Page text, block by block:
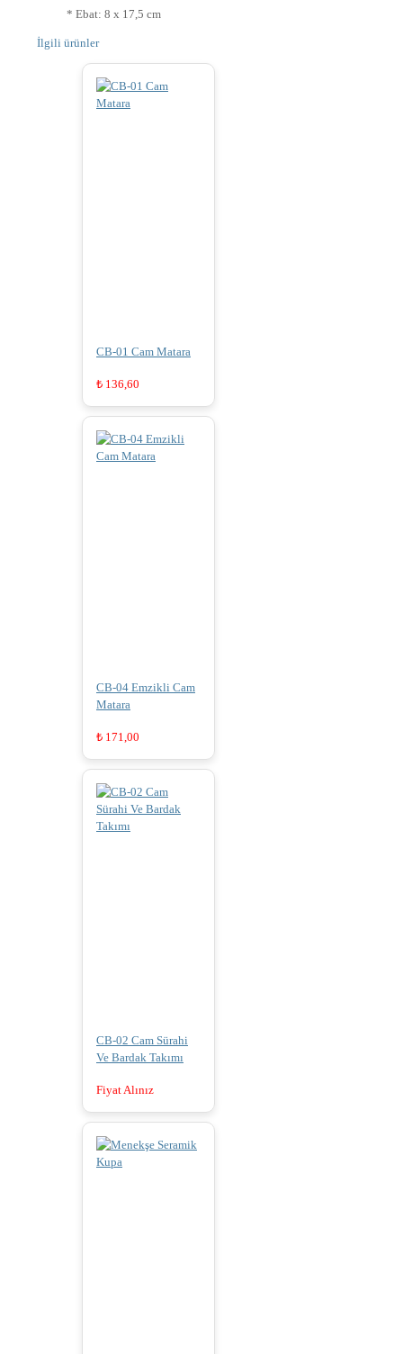
* Ebat: 8 x 17,5 cm
İlgili ürünler
CB-01 Cam Matara
₺ 136,60
CB-04 Emzikli Cam
Matara
₺ 171,00
CB-02 Cam Sürahi
Ve Bardak Takımı
Fiyat Alınız